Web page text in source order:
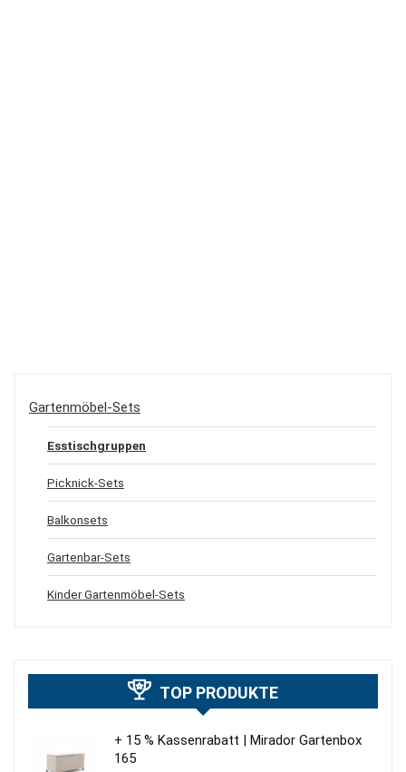
Gartenmöbel-Sets
Esstischgruppen
Picknick-Sets
Balkonsets
Gartenbar-Sets
Kinder Gartenmöbel-Sets
TOP PRODUKTE
+ 15 % Kassenrabatt | Mirador Gartenbox
165